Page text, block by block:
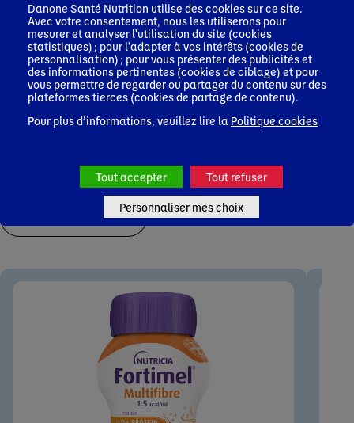
Les autres produits de la gamme
Voir tous les produits
Danone Santé Nutrition utilise des cookies sur ce site.
Avec votre consentement, nous les utiliserons pour
mesurer et analyser l'utilisation du site (cookies
statistiques) ; pour l'adapter à vos intérêts (cookies de
personnalisation) ; pour vous présenter des publicités et
des informations pertinentes (cookies de ciblage) et pour
vous permettre de regarder ou partager du contenu sur des
plateformes tierces (cookies de partage de contenu).
Pour plus d’informations, veuillez lire la Politique cookies
Tout accepter Tout refuser
Personnaliser mes choix